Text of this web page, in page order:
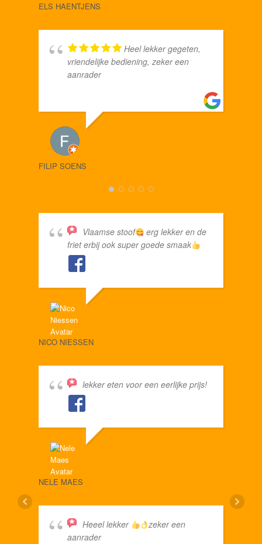
ELS HAENTJENS
Heel lekker gegeten,
vriendelijke bediening, zeker een
aanrader
FILIP SOENS
Vlaamse stoof
erg lekker en de
friet erbij ook super goede smaak
NICO NIESSEN
lekker eten voor een eerlijke prijs!
NELE MAES
Heeel lekker
zeker een
aanrader